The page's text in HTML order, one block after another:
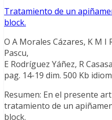
Tratamiento de un
block.
O A Morales Cázares, K M
Pascu,
E Rodríguez Yáñez, R
pag. 14-19 dim. 500 Kb
Resumen: En el presente
tratamiento de un
block.